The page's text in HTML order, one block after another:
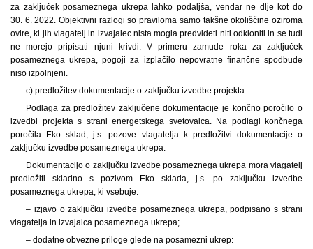
za zaključek posameznega ukrepa lahko podaljša, vendar ne dlje kot do
30. 6. 2022. Objektivni razlogi so praviloma samo takšne okoliščine oziroma
ovire, ki jih vlagatelj in izvajalec nista mogla predvideti niti odkloniti in se tudi
ne morejo pripisati njuni krivdi. V primeru zamude roka za zaključek
posameznega ukrepa, pogoji za izplačilo nepovratne finančne spodbude
niso izpolnjeni.
c) predložitev dokumentacije o zaključku izvedbe projekta
Podlaga za predložitev zaključene dokumentacije je končno poročilo o
izvedbi projekta s strani energetskega svetovalca. Na podlagi končnega
poročila Eko sklad, j.s. pozove vlagatelja k predložitvi dokumentacije o
zaključku izvedbe posameznega ukrepa.
Dokumentacijo o zaključku izvedbe posameznega ukrepa mora vlagatelj
predložiti skladno s pozivom Eko sklada, j.s. po zaključku izvedbe
posameznega ukrepa, ki vsebuje:
– izjavo o zaključku izvedbe posameznega ukrepa, podpisano s strani
vlagatelja in izvajalca posameznega ukrepa;
– dodatne obvezne priloge glede na posamezni ukrep: